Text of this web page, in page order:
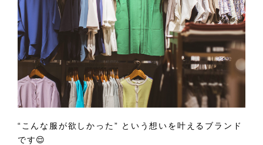
“こんな服が欲しかった” という想いを叶えるブランド
です😌